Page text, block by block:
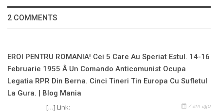
2 COMMENTS
EROI PENTRU ROMANIA! Cei 5 Care Au Speriat Estul. 14-16
Februarie 1955 Â Un Comando Anticomunist Ocupa
Legatia RPR Din Berna. Cinci Tineri Tin Europa Cu Sufletul
La Gura. | Blog Mania
7 ani ago
[…] Link: